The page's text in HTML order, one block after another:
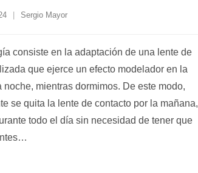
Sergio Mayor
consiste en la adaptación de una lente de
que ejerce un efecto modelador en la
noche, mientras dormimos. De este modo,
se quita la lente de contacto por la mañana,
todo el día sin necesidad de tener que
…